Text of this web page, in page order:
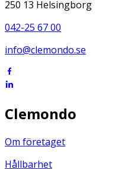
250 13 Helsingborg
042-25 67 00
info@clemondo.se
Clemondo
Om företaget
Hållbarhet